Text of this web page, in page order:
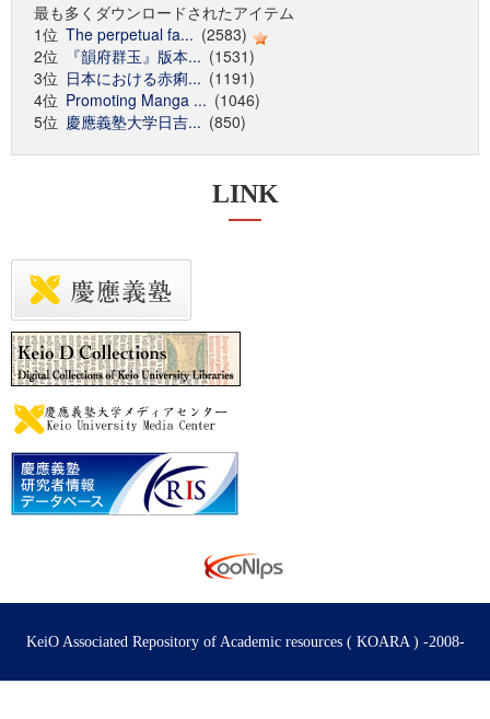
最も多くダウンロードされたアイテム
1位 The perpetual fa... (2583)
2位
『韻府群玉』版本... (1531)
3位 日本における赤痢... (1191)
4位 Promoting Manga ... (1046)
5位 慶應義塾大学日吉... (850)
LINK
KeiO Associated Repository of Academic resources ( KOARA ) -2008-